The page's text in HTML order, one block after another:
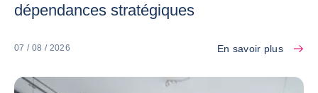
dépendances stratégiques
07 / 08 / 2026 En savoir plus